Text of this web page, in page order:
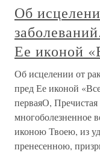
Об
Ее иконой
Об исцелении от
пред Ее иконой
перваяО,
многоболезненное
иконою Твоею, из
пренесенною,